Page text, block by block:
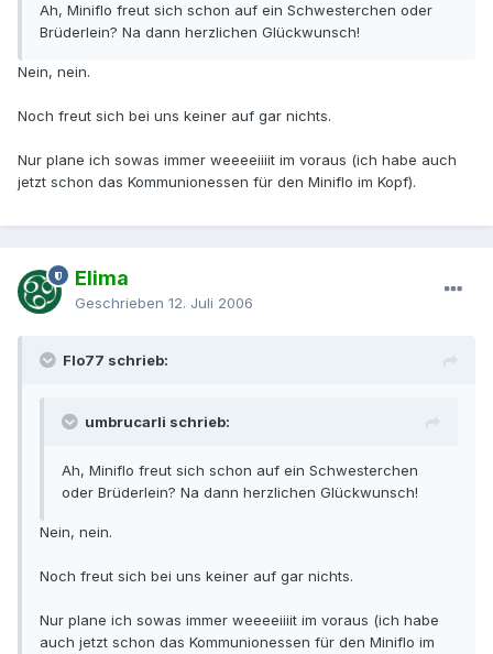
Ah, Miniflo freut sich schon auf ein Schwesterchen oder
Brüderlein? Na dann herzlichen Glückwunsch!
Nein, nein.
Noch freut sich bei uns keiner auf gar nichts.
Nur plane ich sowas immer weeeeiiiit im voraus (ich habe auch
jetzt schon das Kommunionessen für den Miniflo im Kopf).
Elima
Geschrieben 12. Juli 2006
Flo77 schrieb:
umbrucarli schrieb:
Ah, Miniflo freut sich schon auf ein Schwesterchen
oder Brüderlein? Na dann herzlichen Glückwunsch!
Nein, nein.
Noch freut sich bei uns keiner auf gar nichts.
Nur plane ich sowas immer weeeeiiiit im voraus (ich habe
auch jetzt schon das Kommunionessen für den Miniflo im